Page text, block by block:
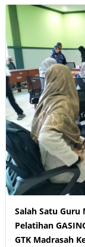
Salah Satu
Pelatihan
GTK Madrasah